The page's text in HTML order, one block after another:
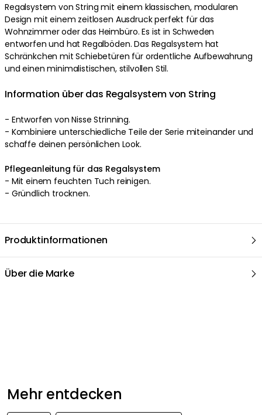
Regalsystem von String mit einem klassischen, modularen
Design mit einem zeitlosen Ausdruck perfekt für das
Wohnzimmer oder das Heimbüro. Es ist in Schweden
entworfen und hat Regalböden. Das Regalsystem hat
Schränkchen mit Schiebetüren für ordentliche Aufbewahrung
und einen minimalistischen, stilvollen Stil.
Information über das Regalsystem von String
- Entworfen von Nisse Strinning.
- Kombiniere unterschiedliche Teile der Serie miteinander und
schaffe deinen persönlichen Look.
Pflegeanleitung für das Regalsystem
- Mit einem feuchten Tuch reinigen.
- Gründlich trocknen.
Produktinformationen
Über die Marke